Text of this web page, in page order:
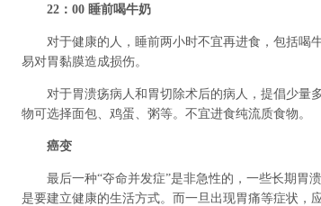
22：00 睡前喝牛奶
对于健康的人，睡前两小时不宜再进食，包括喝
易对胃黏膜造成损伤。
对于胃溃疡病人和胃切除术后的病人，提倡少量
物可选择面包、鸡蛋、粥等。不宜进食纯流质食物。
癌变
最后一种“夺命并发症”是非急性的，一些长期胃
是要建立健康的生活方式。而一旦出现胃痛等症状，